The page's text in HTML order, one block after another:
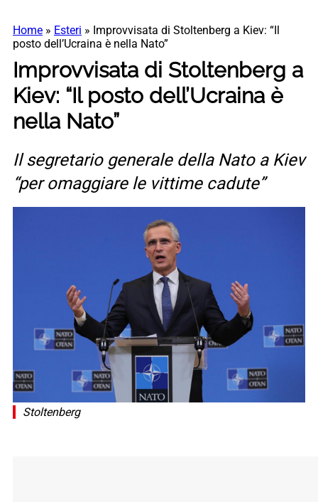
Home » Esteri » Improvvisata di Stoltenberg a Kiev: “Il
posto dell’Ucraina è nella Nato”
Improvvisata di Stoltenberg a
Kiev: “Il posto dell’Ucraina è
nella Nato”
Il segretario generale della Nato a Kiev
“per omaggiare le vittime cadute”
Stoltenberg